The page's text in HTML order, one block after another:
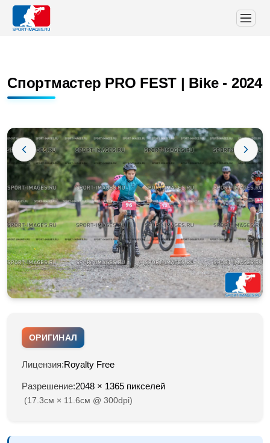
Спортмастер PRO FEST | Bike - 2024
ОРИГИНАЛ
Лицензия:Royalty Free
Разрешение:2048 × 1365 пикселей
(17.3см × 11.6см @ 300dpi)